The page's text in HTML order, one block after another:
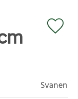
Svanen